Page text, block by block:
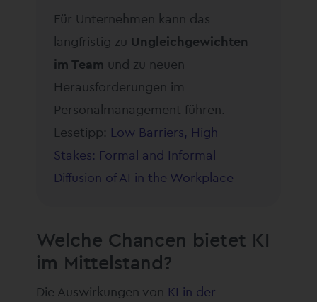
Für Unternehmen kann das
langfristig zu Ungleichgewichten
im Team und zu neuen
Herausforderungen im
Personalmanagement führen.
Lesetipp: Low Barriers, High
Stakes: Formal and Informal
Diffusion of AI in the Workplace
Welche Chancen bietet KI
im Mittelstand?
Die Auswirkungen von KI in der